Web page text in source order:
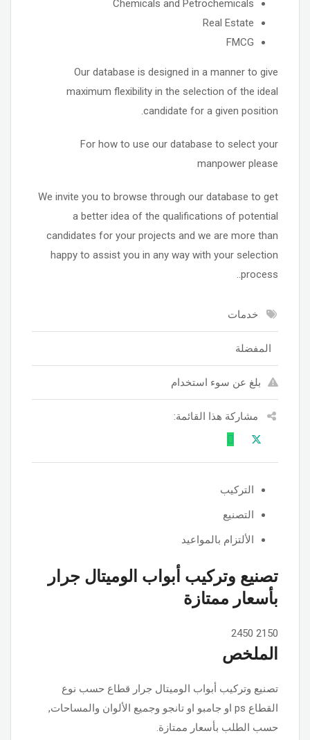
Chemicals and Petrochemicals
Real Estate
FMCG
Our database is designed in a manner to give
maximum flexibility in the selection of the ideal
candidate for a given position.
For how to use our database to select your
manpower please
We invite you to browse through our database to get
a better idea of the qualifications of potential
candidates for your projects and we are more than
happy to assist you in any way with your selection
process..
خدمات
المفضلة
بلغ عن سوء استخدام
مشاركة هذا القائمة:
التركيب
التصنيع
الألتزام بالمواعيد
تصنيع وتركيب أبواب الوميتال جرار
بأسعار ممتازة
2150
2450
الملخص
تصنيع وتركيب أبواب الوميتال جرار قطاع حسب نوع
القطاع ps او جامبو او تانجو وجميع الألوان والمساحات,
حسب الطلب بأسعار ممتازة.